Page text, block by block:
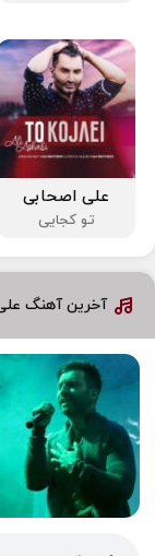
علی اصحابی
تو کجایی
آخرین آهنگ